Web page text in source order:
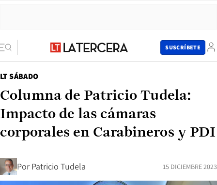
SUSCRÍBETE
LT SÁBADO
Columna de Patricio Tudela:
Impacto de las cámaras
corporales en Carabineros y PDI
Por Patricio Tudela 15 DICIEMBRE 2023